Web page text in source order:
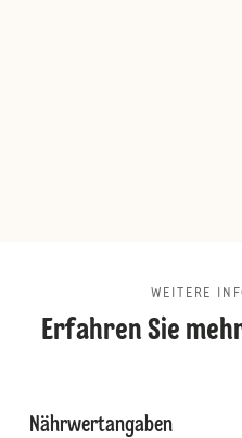
WEITERE
Erfahren Sie
Nährwertangaben